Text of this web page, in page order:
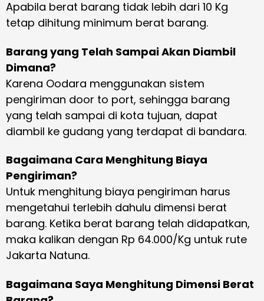
Apabila berat barang tidak lebih dari 10 Kg
tetap dihitung minimum berat barang.
Barang yang Telah Sampai Akan Diambil
Dimana?
Karena Oodara menggunakan sistem
pengiriman door to port, sehingga barang
yang telah sampai di kota tujuan, dapat
diambil ke gudang yang terdapat di bandara.
Bagaimana Cara Menghitung Biaya
Pengiriman?
Untuk menghitung biaya pengiriman harus
mengetahui terlebih dahulu dimensi berat
barang. Ketika berat barang telah didapatkan,
maka kalikan dengan Rp 64.000/Kg untuk rute
Jakarta Natuna.
Bagaimana Saya Menghitung Dimensi Berat